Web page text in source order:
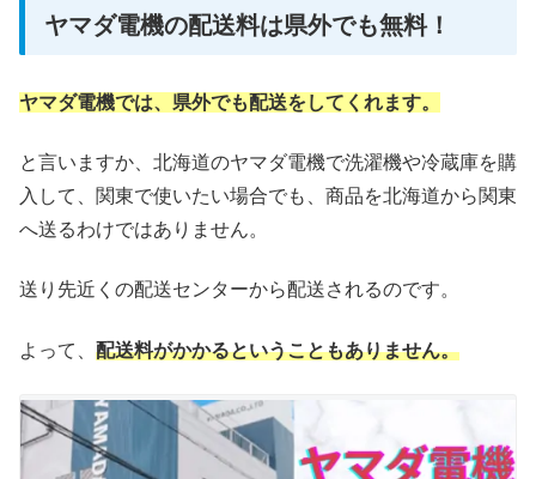
ヤマダ電機の配送料は県外でも無料！
ヤマダ電機では、県外でも配送をしてくれます。
と言いますか、北海道のヤマダ電機で洗濯機や冷蔵庫を購
入して、関東で使いたい場合でも、商品を北海道から関東
へ送るわけではありません。
送り先近くの配送センターから配送されるのです。
よって、 配送料がかかるということもありません。